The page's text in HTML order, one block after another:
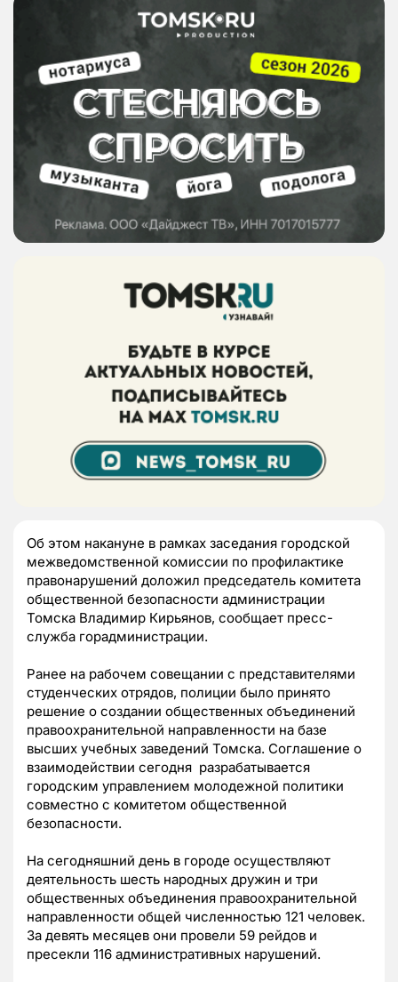
Об этом накануне в рамках заседания городской
межведомственной комиссии по профилактике
правонарушений доложил председатель комитета
общественной безопасности администрации
Томска Владимир Кирьянов, сообщает пресс-
служба горадминистрации.
Ранее на рабочем совещании с представителями
студенческих отрядов, полиции было принято
решение о создании общественных объединений
правоохранительной направленности на базе
высших учебных заведений Томска. Соглашение о
взаимодействии сегодня разрабатывается
городским управлением молодежной политики
совместно с комитетом общественной
безопасности.
На сегодняшний день в городе осуществляют
деятельность шесть народных дружин и три
общественных объединения правоохранительной
направленности общей численностью 121 человек.
За девять месяцев они провели 59 рейдов и
пресекли 116 административных нарушений.